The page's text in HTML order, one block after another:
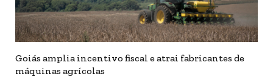
Goiás amplia incentivo fiscal e atrai fabricantes de
máquinas agrícolas